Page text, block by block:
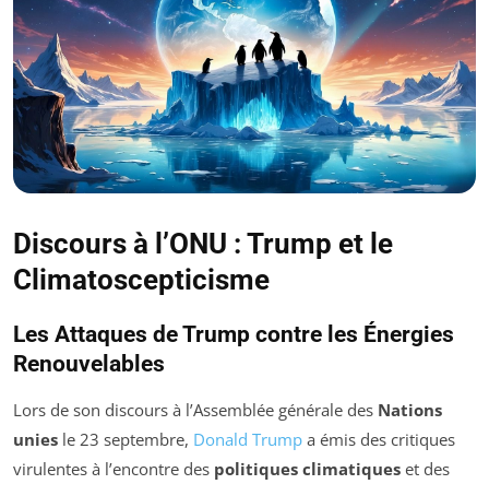
Discours à l’ONU : Trump et le
Climatoscepticisme
Les Attaques de Trump contre les Énergies
Renouvelables
Lors de son discours à l’Assemblée générale des Nations
unies le 23 septembre, Donald Trump a émis des critiques
virulentes à l’encontre des politiques climatiques et des